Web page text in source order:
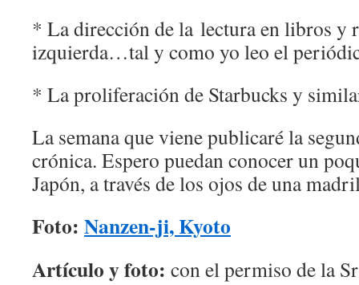
* La dirección de la lectura en libros y
izquierda…tal y como yo leo el
* La proliferación de Starbucks y
La semana que viene publicaré la
crónica. Espero puedan conocer un
Japón, a través de los ojos de una
Foto: Nanzen-ji, Kyoto
Artículo y foto: con el permiso de la